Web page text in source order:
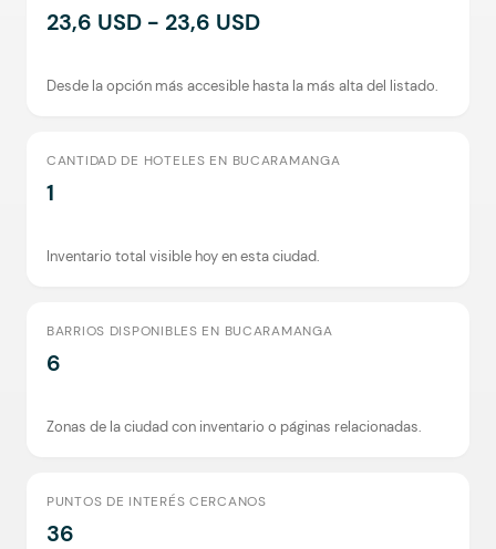
23,6 USD - 23,6 USD
Desde la opción más accesible hasta la más alta del listado.
CANTIDAD DE HOTELES EN BUCARAMANGA
1
Inventario total visible hoy en esta ciudad.
BARRIOS DISPONIBLES EN BUCARAMANGA
6
Zonas de la ciudad con inventario o páginas relacionadas.
PUNTOS DE INTERÉS CERCANOS
36